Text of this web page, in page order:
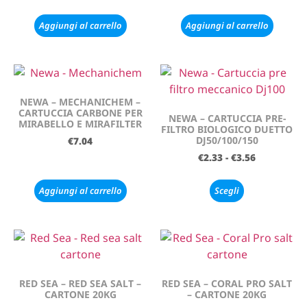
Aggiungi al carrello Aggiungi al carrello
NEWA – MECHANICHEM –
CARTUCCIA CARBONE PER
MIRABELLO E MIRAFILTER
€7.04
Aggiungi al carrello
NEWA – CARTUCCIA PRE-
FILTRO BIOLOGICO DUETTO
DJ50/100/150
€2.33 - €3.56
Scegli
RED SEA – RED SEA SALT –
CARTONE 20KG
RED SEA – CORAL PRO SALT
– CARTONE 20KG